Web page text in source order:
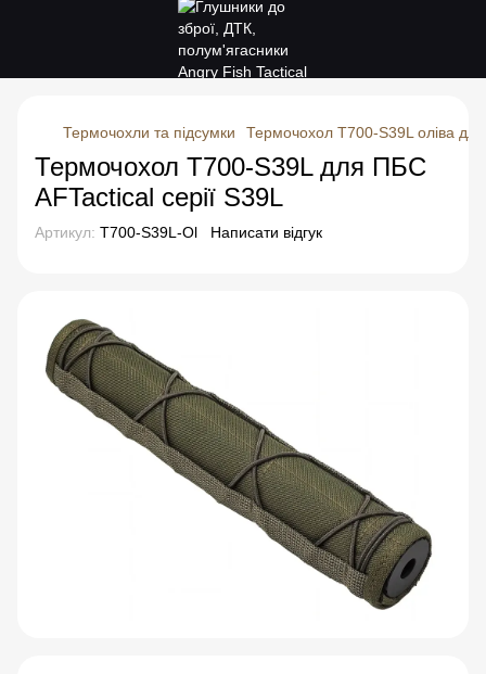
Термочохли та підсумки Термочохол Т700-S39L оліва
Термочохол T700-S39L для ПБС
AFTactical серії S39L
Артикул: T700-S39L-Ol Написати відгук